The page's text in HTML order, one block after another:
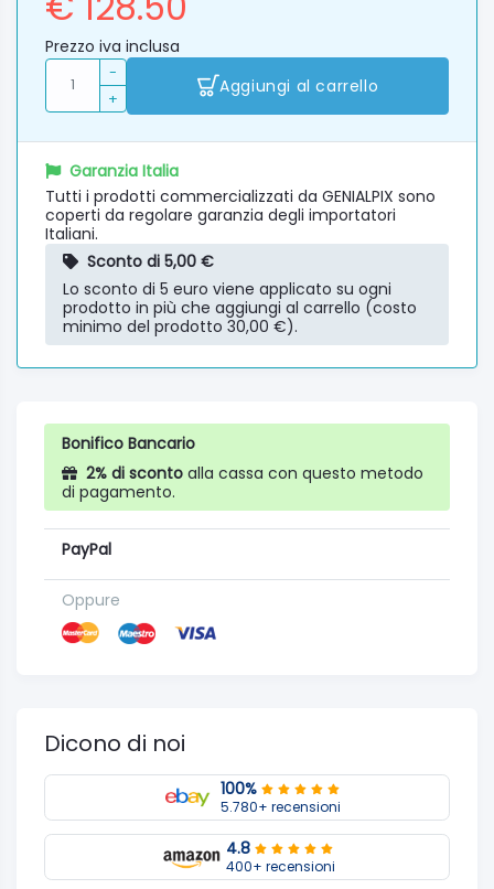
Prezzo iva inclusa
-
+
Aggiungi al carrello
Garanzia Italia
Tutti i prodotti commercializzati da GENIALPIX sono
coperti da regolare garanzia degli importatori
Italiani.
Sconto di 5,00 €
Lo sconto di 5 euro viene applicato su ogni
prodotto in più che aggiungi al carrello (costo
minimo del prodotto 30,00 €).
Bonifico Bancario
2% di sconto alla cassa con questo metodo
di pagamento.
PayPal
Oppure
Dicono di noi
100%
5.780+ recensioni
4.8
400+ recensioni